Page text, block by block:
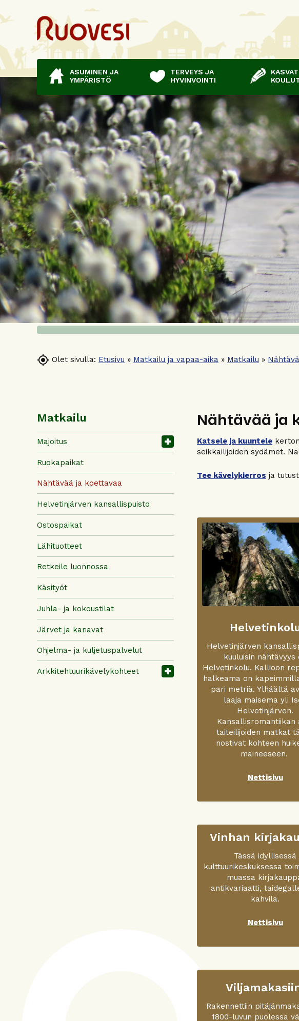
ASUMINEN JA
YMPÄRISTÖ
TERVEYS JA
HYVINVOINTI
 Olet sivulla: Etusivu » Matkailu ja vapaa-aika » Matkailu »
Matkailu
Majoitus
Ruokapaikat
Nähtävää ja koettavaa
Helvetinjärven kansallispuisto
Ostospaikat
Lähituotteet
Retkeile luonnossa
Käsityöt
Juhla- ja kokoustilat
Järvet ja kanavat
Ohjelma- ja kuljetuspalvelut
Arkkitehtuurikävelykohteet
Nähtävää ja
Katsele ja kuuntele
seikkailijoiden sydämet.
Tee kävelykierros ja
Helvetinjärven
kuuluisin nähtävyys
Helvetinkolu. Kallioon
halkeama on
pari metriä. Ylhäältä
laaja maisema yli
Helvetinjärven.
Kansallisromantiikan
taiteilijoiden matkat
nostivat kohteen
maineeseen.
Nettisivu
Vinhan
Tässä idyllisessä
kulttuurikeskuksessa
muassa
antikvariaatti,
kahvila.
Nettisivu
Rakennettiin
1800-luvun puolessa